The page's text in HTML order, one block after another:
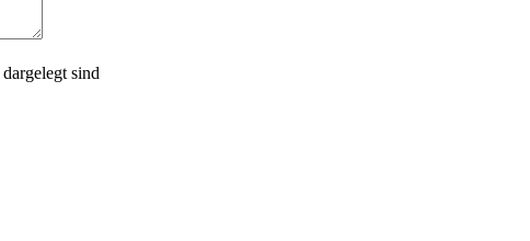
dargelegt sind